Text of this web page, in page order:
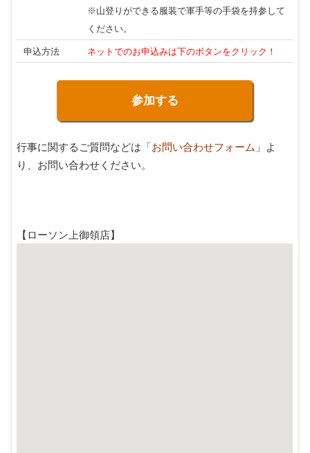
※山登りができる服装で軍手等の手袋を持参して
ください。
申込方法
ネットでのお申込みは下のボタンをクリック！
参加する
行事に関するご質問などは「お問い合わせフォーム 」よ
り、お問い合わせください。
【ローソン上御領店】